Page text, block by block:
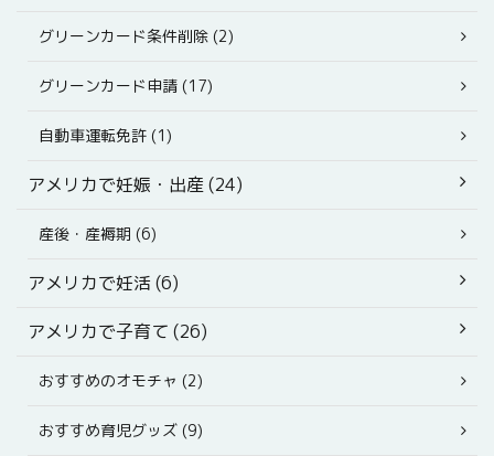
グリーンカード条件削除 (2)
グリーンカード申請 (17)
自動車運転免許 (1)
アメリカで妊娠・出産 (24)
産後・産褥期 (6)
アメリカで妊活 (6)
アメリカで子育て (26)
おすすめのオモチャ (2)
おすすめ育児グッズ (9)